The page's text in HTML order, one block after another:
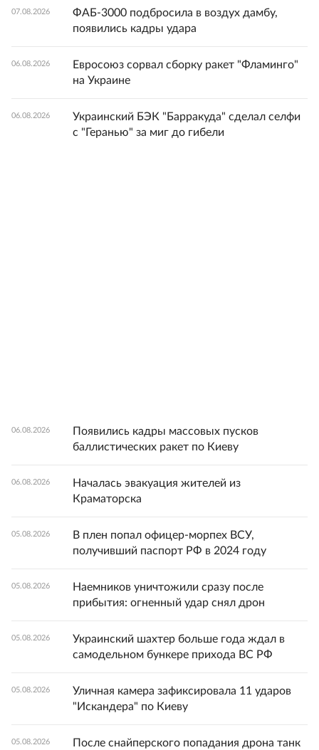
07.08.2026
ФАБ-3000 подбросила в воздух дамбу,
появились кадры удара
06.08.2026
Евросоюз сорвал сборку ракет "Фламинго"
на Украине
06.08.2026
Украинский БЭК "Барракуда" сделал селфи
с "Геранью" за миг до гибели
06.08.2026
Появились кадры массовых пусков
баллистических ракет по Киеву
06.08.2026
Началась эвакуация жителей из
Краматорска
05.08.2026
В плен попал офицер-морпех ВСУ,
получивший паспорт РФ в 2024 году
05.08.2026
Наемников уничтожили сразу после
прибытия: огненный удар снял дрон
05.08.2026
Украинский шахтер больше года ждал в
самодельном бункере прихода ВС РФ
05.08.2026
Уличная камера зафиксировала 11 ударов
"Искандера" по Киеву
05.08.2026
После снайперского попадания дрона танк